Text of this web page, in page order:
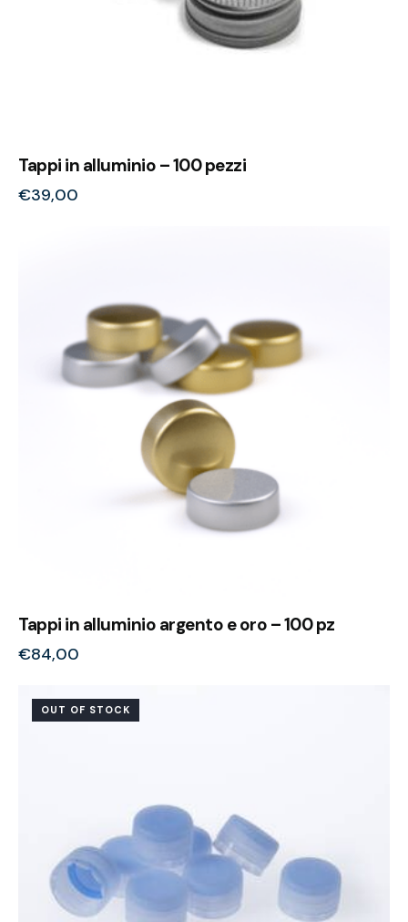
Tappi in alluminio – 100 pezzi
€39,00
Tappi in alluminio argento e oro – 100 pz
€84,00
OUT OF STOCK